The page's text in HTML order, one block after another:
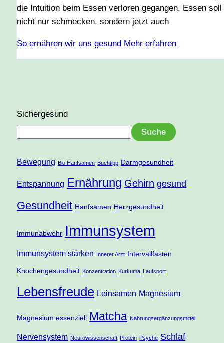
die Intuition beim Essen verloren gegangen. Essen soll
nicht nur schmecken, sondern jetzt auch
So ernähren wir uns gesund Mehr erfahren
Sichergesund
Suche
Bewegung Bio Hanfsamen Buchtipp Darmgesundheit
Entspannung Ernährung Gehirn gesund
Gesundheit Hanfsamen Herzgesundheit
Immunabwehr Immunsystem
Immunsystem stärken Innerer Arzt Intervallfasten
Knochengesundheit Konzentration Kurkuma Laufsport
Lebensfreude Leinsamen Magnesium
Magnesium essenziell Matcha Nahrungsergänzungsmittel
Nervensystem Neurowissenschaft Protein Psyche Schlaf